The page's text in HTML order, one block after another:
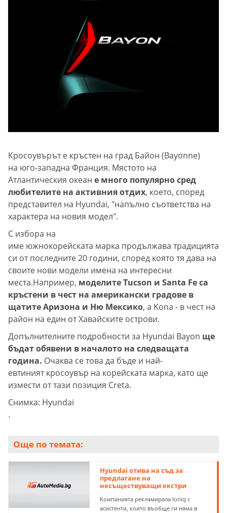
Кросоувърът е кръстен на град Байон (Bayonne)
на юго-западна Франция. Мястото на
Атлантическия океан е много популярно сред
любителите на активния отдих, което, според
представител на Hyundai, "напълно съответства на
характера на новия модел".
С избора на
име южнокорейската марка продължава традицията
си от последните 20 години, според която тя дава на
своите нови модели имена на интересни
места.Например, моделите Tucson и Santa Fe са
кръстени в чест на американски градове в
щатите Аризона и Ню Мексико, а Kona - в чест на
район на един от Хавайските острови.
Допълнителните подробности за Hyundai Bayon ще
бъдат обявени в началото на следващата
година. Очаква се това да бъде и най-
евтиният кросоувър на корейската марка, като ще
измести от тази позиция Creta.
Снимка: Hyundai
.
Още по темата:
Hyundai отива на съд за
предлагане на
несъществуващи екстри
Компанията рекламирала Ioniq с
асистенти, които въобще ги няма в